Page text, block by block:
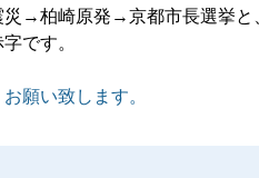
→柏崎原発→京都市長選挙と
です。
願い致します。